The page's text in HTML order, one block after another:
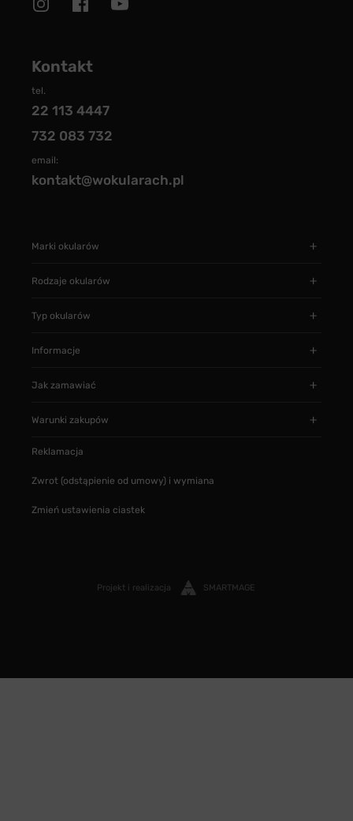
Kontakt
tel.
22 113 4447
732 083 732
email:
kontakt@wokularach.pl
Marki okularów
Rodzaje okularów
Typ okularów
Informacje
Jak zamawiać
Warunki zakupów
Reklamacja
Zwrot (odstąpienie od umowy) i wymiana
Zmień ustawienia ciastek
Projekt i realizacja SMARTMAGE